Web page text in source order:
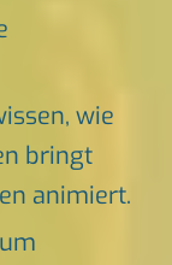
wie
bringt
animiert.